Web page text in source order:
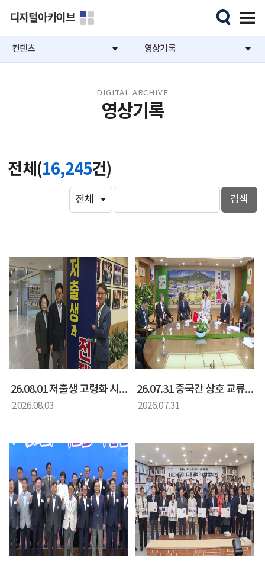
디지털아카이브
컨텐츠 영상기록
DIGITAL ARCHIVE
영상기록
전체(16,245건)
검색
26.08.01 저출생 고령화 시대 대응 방안 정책간담회
2026.08.03
26.07.31 중국간 상호 교류 협력을 위한 간담회
2026.07.31